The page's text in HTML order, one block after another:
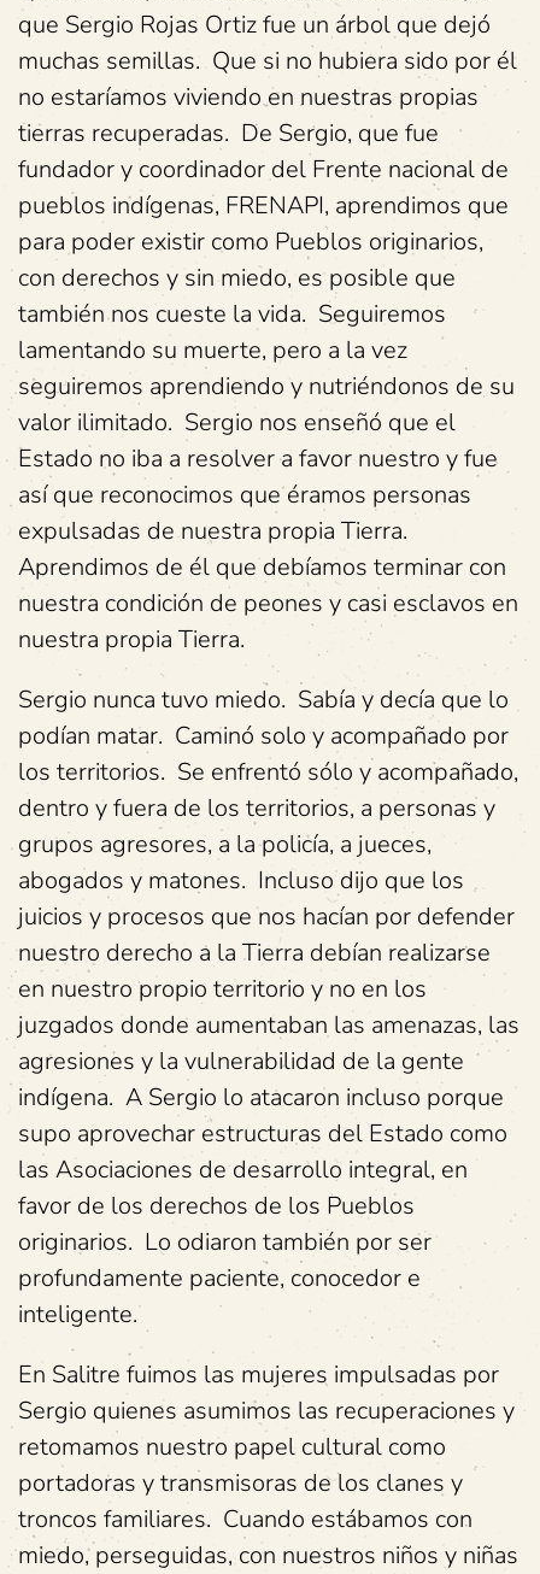
que Sergio Rojas Ortiz fue un árbol que dejó
muchas semillas. Que si no hubiera sido por él
no estaríamos viviendo en nuestras propias
tierras recuperadas. De Sergio, que fue
fundador y coordinador del Frente nacional de
pueblos indígenas, FRENAPI, aprendimos que
para poder existir como Pueblos originarios,
con derechos y sin miedo, es posible que
también nos cueste la vida. Seguiremos
lamentando su muerte, pero a la vez
seguiremos aprendiendo y nutriéndonos de su
valor ilimitado. Sergio nos enseñó que el
Estado no iba a resolver a favor nuestro y fue
así que reconocimos que éramos personas
expulsadas de nuestra propia Tierra.
Aprendimos de él que debíamos terminar con
nuestra condición de peones y casi esclavos en
nuestra propia Tierra.
Sergio nunca tuvo miedo. Sabía y decía que lo
podían matar. Caminó solo y acompañado por
los territorios. Se enfrentó sólo y acompañado,
dentro y fuera de los territorios, a personas y
grupos agresores, a la policía, a jueces,
abogados y matones. Incluso dijo que los
juicios y procesos que nos hacían por defender
nuestro derecho a la Tierra debían realizarse
en nuestro propio territorio y no en los
juzgados donde aumentaban las amenazas, las
agresiones y la vulnerabilidad de la gente
indígena. A Sergio lo atacaron incluso porque
supo aprovechar estructuras del Estado como
las Asociaciones de desarrollo integral, en
favor de los derechos de los Pueblos
originarios. Lo odiaron también por ser
profundamente paciente, conocedor e
inteligente.
En Salitre fuimos las mujeres impulsadas por
Sergio quienes asumimos las recuperaciones y
retomamos nuestro papel cultural como
portadoras y transmisoras de los clanes y
troncos familiares. Cuando estábamos con
miedo, perseguidas, con nuestros niños y niñas